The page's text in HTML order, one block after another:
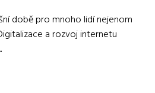
době pro mnoho lidí nejenom
a rozvoj internetu